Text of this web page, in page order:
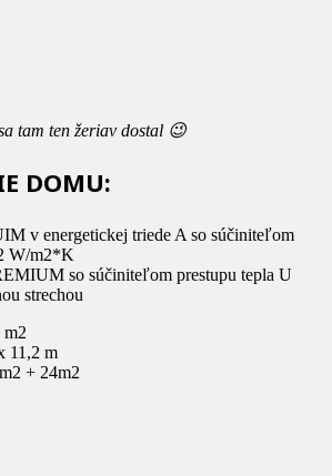
tam ten žeriav dostal 😉
DOMU:
v energetickej triede A so súčiniteľom
W/m2*K
so súčiniteľom prestupu tepla U
strechou
m2
11,2 m
+ 24m2